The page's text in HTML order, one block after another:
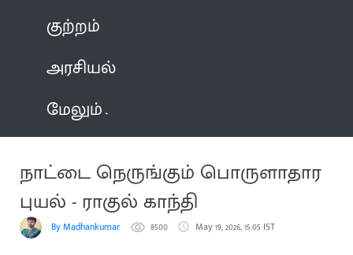
குற்றம்
அரசியல்
மேலும்
நாட்டை நெருங்கும் பொருளாதார
புயல் - ராகுல் காந்தி
By Madhankumar 8500 May 19, 2026, 15:05 IST